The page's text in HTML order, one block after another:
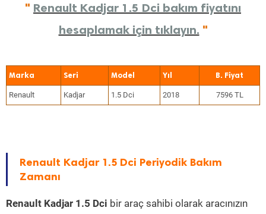
" Renault Kadjar 1.5 Dci bakım fiyatını
hesaplamak için tıklayın. "
Marka Seri Model Yıl
Renault Kadjar 1.5 Dci 2018 7596 TL
Renault Kadjar 1.5 Dci Periyodik Bakım
Zamanı
Renault Kadjar 1.5 Dci bir araç sahibi olarak aracınızın